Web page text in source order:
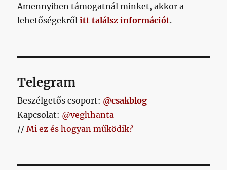
Amennyiben támogatnál minket, akkor a
lehetőségekrőlitt találsz információt.
Telegram
Beszélgetős csoport: @csakblog
Kapcsolat: @veghhanta
//Mi ez és hogyan működik?